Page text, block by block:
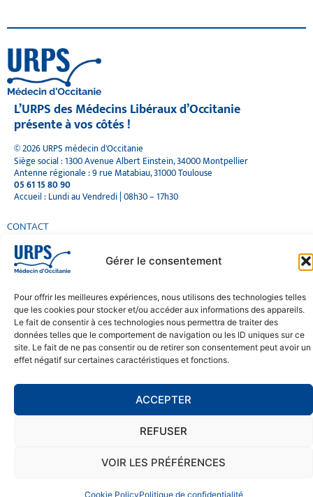
Gérer le consentement
Pour offrir les meilleures expériences, nous utilisons des technologies telles
que les cookies pour stocker et/ou accéder aux informations des appareils.
Le fait de consentir à ces technologies nous permettra de traiter des
données telles que le comportement de navigation ou les ID uniques sur ce
site. Le fait de ne pas consentir ou de retirer son consentement peut avoir un
effet négatif sur certaines caractéristiques et fonctions.
ACCEPTER
REFUSER
VOIR LES PRÉFÉRENCES
Cookie PolicyPolitique de confidentialité
L’URPS des Médecins Libéraux d’Occitanie
présente à vos côtés !
© 2026 URPS médecin d'Occitanie
Siège social : 1300 Avenue Albert Einstein, 34000 Montpellier
Antenne régionale : 9 rue Matabiau, 31000 Toulouse
05 61 15 80 90
Accueil : Lundi au Vendredi | 08h30 – 17h30
CONTACT
MENTIONS LÉGALES
POLITIQUE DE CONFIDENTIALITÉ
COOKIE POLICY (EU)
SE RENDRE À L'URPS
MONTPELLIER